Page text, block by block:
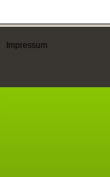
Impressum